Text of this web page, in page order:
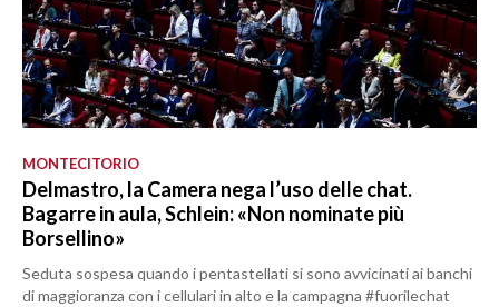
MONTECITORIO
Delmastro, la Camera nega l’uso delle chat.
Bagarre in aula, Schlein: «Non nominate più
Borsellino»
Seduta sospesa quando i pentastellati si sono avvicinati ai banchi
di maggioranza con i cellulari in alto e la campagna #fuorilechat